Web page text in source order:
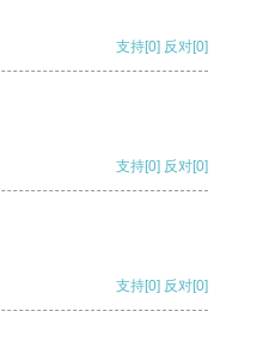
支持[0] 反对[0]
支持[0] 反对[0]
支持[0] 反对[0]